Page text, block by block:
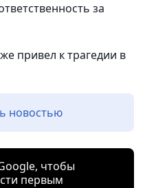
за
привел к трагедии в
новостью
чтобы
первым